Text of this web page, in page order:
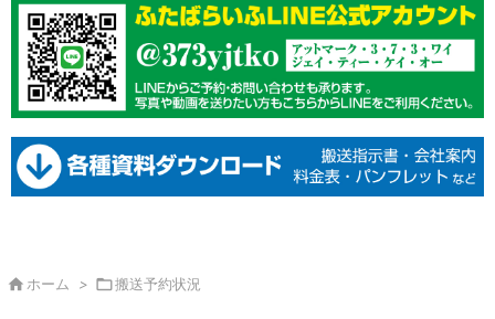
 ホーム > 搬送予約状況